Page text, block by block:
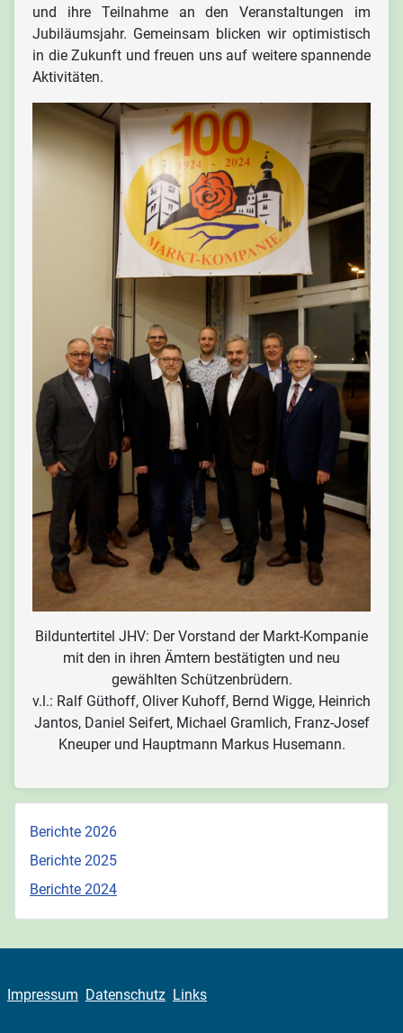
Berichte 2026
Berichte 2025
Berichte 2024
und ihre Teilnahme an den Veranstaltungen im
Jubiläumsjahr. Gemeinsam blicken wir optimistisch
in die Zukunft und freuen uns auf weitere spannende
Aktivitäten.
Bilduntertitel JHV: Der Vorstand der Markt-Kompanie
mit den in ihren Ämtern bestätigten und neu
gewählten Schützenbrüdern.
v.l.: Ralf Güthoff, Oliver Kuhoff, Bernd Wigge, Heinrich
Jantos, Daniel Seifert, Michael Gramlich, Franz-Josef
Kneuper und Hauptmann Markus Husemann.
Impressum Datenschutz Links